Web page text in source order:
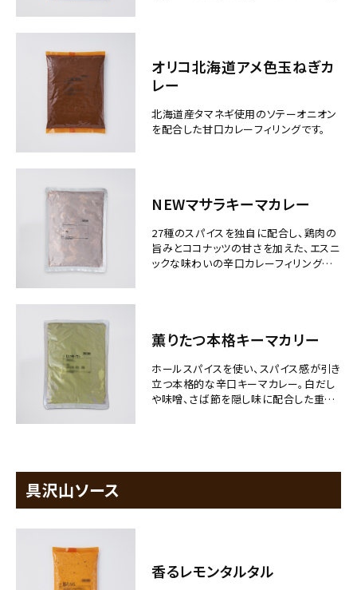
オリコ北海道アメ色玉ねぎカ
レー
北海道産タマネギ使用のソテーオニオン
を配合した甘口カレーフィリングです。
NEWマサラキーマカレー
27種のスパイスを独自に配合し、鶏肉の
旨みとココナッツの甘さを加えた、エスニ
ックな味わいの辛口カレーフィリングで
薫りたつ本格キーマカリー
ホールスパイスを使い、スパイス感が引き
立つ本格的な辛口キーマカレー。白だし
や味噌、さば節を隠し味に配合した重厚
具沢山ソース
香るレモンタルタル